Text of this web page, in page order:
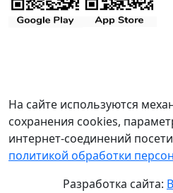
На сайте используются
сохранения cookies,
интернет-соединений
политикой обработки
Разработка сайта: